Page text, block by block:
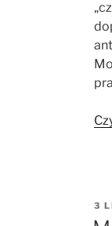
W
3